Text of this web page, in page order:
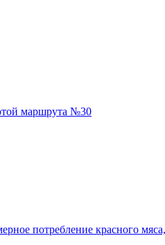
маршрута №30
потребление красного